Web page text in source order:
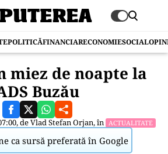
POLITICĂFINANCIARECONOMIESOCIAL
miez de noapte la
Buzău
deVlad Stefan Orjan, în ACTUALITATE
ca sursă preferată în Google